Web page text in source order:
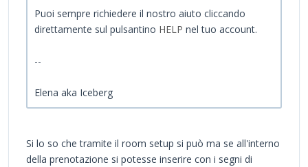
Puoi sempre richiedere il nostro aiuto cliccando
direttamente sul pulsantino HELP nel tuo account.
--
Elena aka Iceberg
Si lo so che tramite il room setup si può ma se all'interno
della prenotazione si potesse inserire con i segni di